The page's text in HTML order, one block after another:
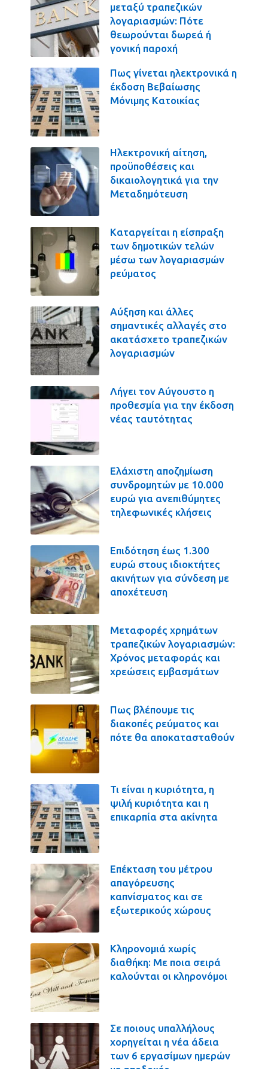
μεταξύ τραπεζικών
λογαριασμών: Πότε
θεωρούνται δωρεά ή
γονική παροχή
Πως γίνεται ηλεκτρονικά η
έκδοση Βεβαίωσης
Μόνιμης Κατοικίας
Ηλεκτρονική αίτηση,
προϋποθέσεις και
δικαιολογητικά για την
Μεταδημότευση
Καταργείται η είσπραξη
των δημοτικών τελών
μέσω των λογαριασμών
ρεύματος
Αύξηση και άλλες
σημαντικές αλλαγές στο
ακατάσχετο τραπεζικών
λογαριασμών
Λήγει τον Αύγουστο η
προθεσμία για την έκδοση
νέας ταυτότητας
Ελάχιστη αποζημίωση
συνδρομητών με 10.000
ευρώ για ανεπιθύμητες
τηλεφωνικές κλήσεις
Επιδότηση έως 1.300
ευρώ στους ιδιοκτήτες
ακινήτων για σύνδεση με
αποχέτευση
Μεταφορές χρημάτων
τραπεζικών λογαριασμών:
Χρόνος μεταφοράς και
χρεώσεις εμβασμάτων
Πως βλέπουμε τις
διακοπές ρεύματος και
πότε θα αποκατασταθούν
Τι είναι η κυριότητα, η
ψιλή κυριότητα και η
επικαρπία στα ακίνητα
Επέκταση του μέτρου
απαγόρευσης
καπνίσματος και σε
εξωτερικούς χώρους
Κληρονομιά χωρίς
διαθήκη: Με ποια σειρά
καλούνται οι κληρονόμοι
Σε ποιους υπαλλήλους
χορηγείται η νέα άδεια
των 6 εργασίμων ημερών